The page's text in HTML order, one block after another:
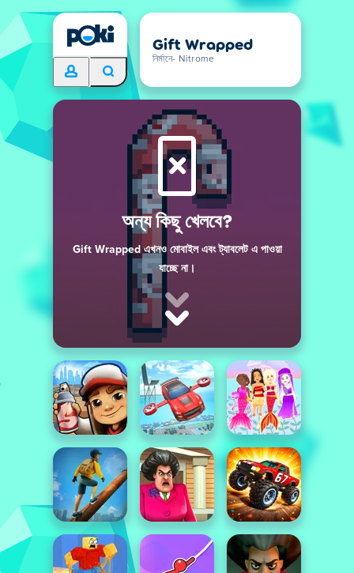
Gift Wrapped
নির্মানে- Nitrome
অন্য কিছু খেলবে?
Gift Wrapped এখনও মোবাইল এবং ট্যাবলেট এ পাওয়া
যাচ্ছে না।